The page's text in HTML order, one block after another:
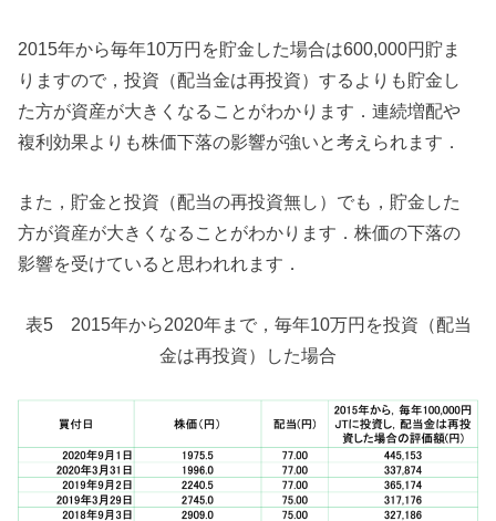
2015年から毎年10万円を貯金した場合は600,000円貯ま
りますので，投資（配当金は再投資）するよりも貯金し
た方が資産が大きくなることがわかります．連続増配や
複利効果よりも株価下落の影響が強いと考えられます．
また，貯金と投資（配当の再投資無し）でも，貯金した
方が資産が大きくなることがわかります．株価の下落の
影響を受けていると思われれます．
表5 2015年から2020年まで，毎年10万円を投資（配当
金は再投資）した場合